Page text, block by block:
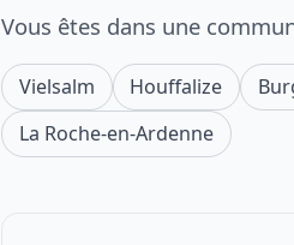
Vous êtes dans une
Vielsalm Houffalize
La Roche-en-Ardenne